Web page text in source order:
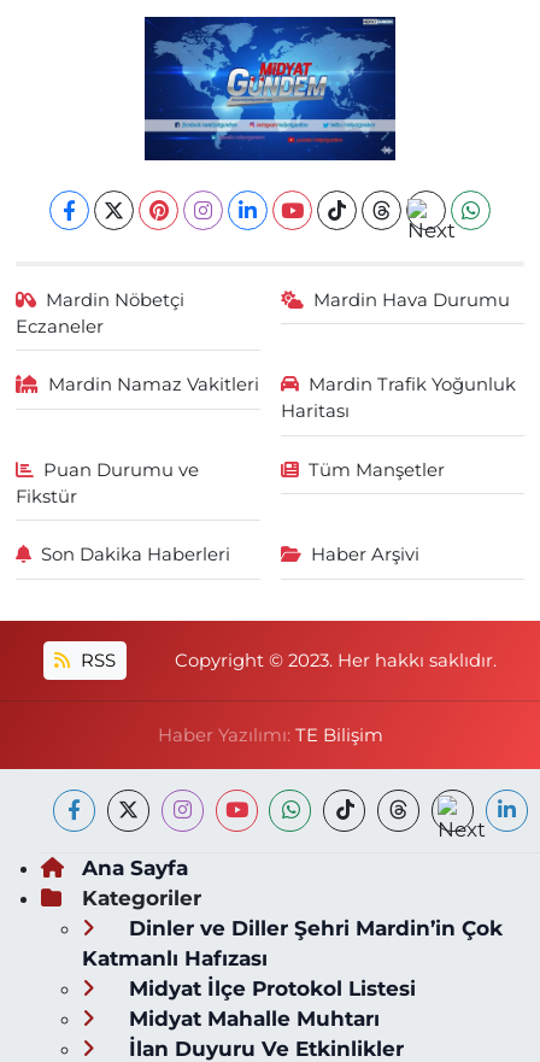
Mardin Nöbetçi
Eczaneler
Mardin Hava Durumu
Mardin Namaz Vakitleri
Mardin Trafik Yoğunluk
Haritası
Puan Durumu ve
Fikstür
Tüm Manşetler
Son Dakika Haberleri Haber Arşivi
RSS Copyright © 2023. Her hakkı saklıdır.
Haber Yazılımı: TE Bilişim
Ana Sayfa
Kategoriler
Dinler ve Diller Şehri Mardin’in Çok
Katmanlı Hafızası
Midyat İlçe Protokol Listesi
Midyat Mahalle Muhtarı
İlan Duyuru Ve Etkinlikler